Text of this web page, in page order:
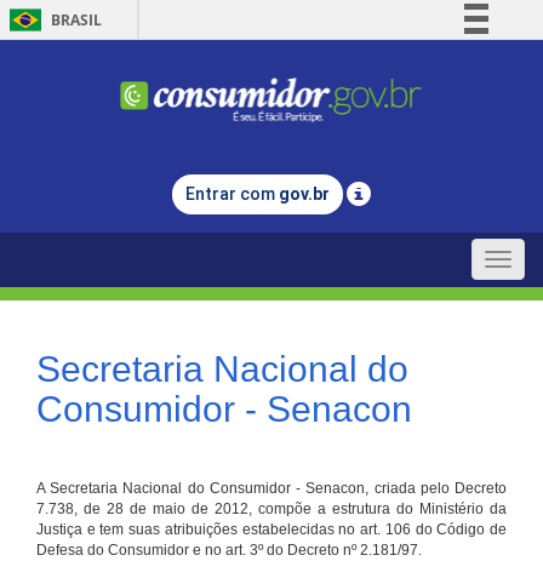
BRASIL
Comunica BR
Legislação
Entrar com gov.br
Toggle
Secretaria Nacional do
Consumidor - Senacon
A Secretaria Nacional do Consumidor - Senacon, criada pelo Decreto
7.738, de 28 de maio de 2012, compõe a estrutura do Ministério da
Justiça e tem suas atribuições estabelecidas no art. 106 do Código de
Defesa do Consumidor e no art. 3º do Decreto nº 2.181/97.